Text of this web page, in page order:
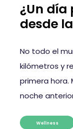
¿Un
desde
No todo el
kilómetros y
primera hora.
noche
Wellness